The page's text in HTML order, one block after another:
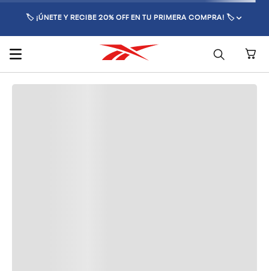
🏷️ ¡ÚNETE Y RECIBE 20% OFF EN TU PRIMERA COMPRA! 🏷️